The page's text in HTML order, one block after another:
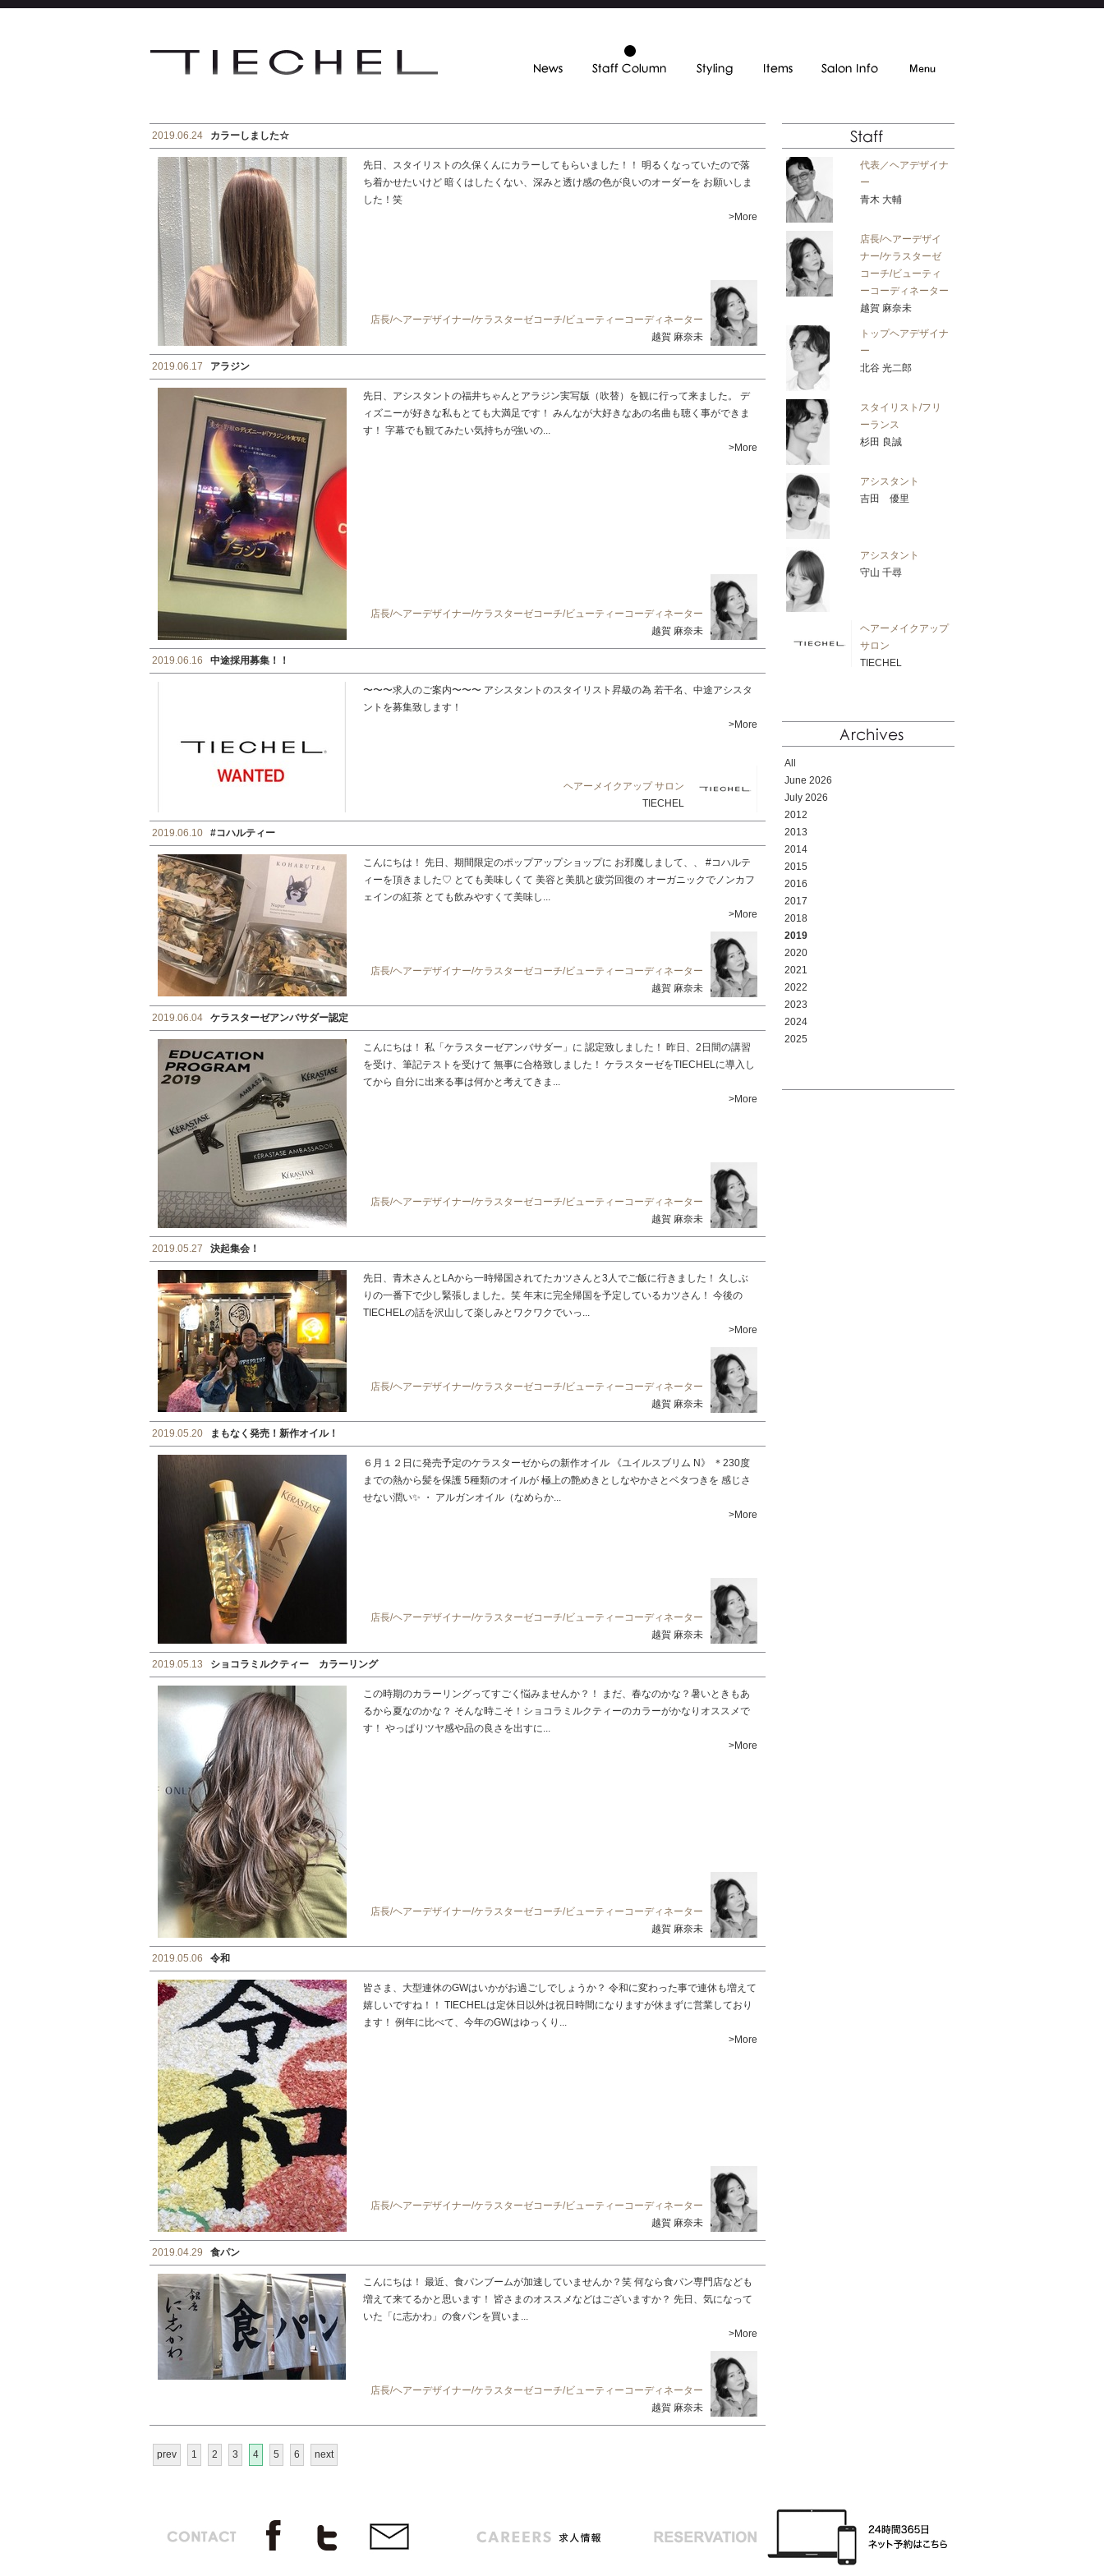
2019.06.24 カラーしました☆
先日、スタイリストの久保くんにカラーしてもらいました！！ 明るくなっていたので落
ち着かせたいけど 暗くはしたくない、深みと透け感の色が良いのオーダーを お願いしま
した！笑
>More
店長/ヘアーデザイナー/ケラスターゼコーチ/ビューティーコーディネーター
越賀 麻奈未
2019.06.17 アラジン
先日、アシスタントの福井ちゃんとアラジン実写版（吹替）を観に行って来ました。 デ
ィズニーが好きな私もとても大満足です！ みんなが大好きなあの名曲も聴く事ができま
す！ 字幕でも観てみたい気持ちが強いの...
>More
店長/ヘアーデザイナー/ケラスターゼコーチ/ビューティーコーディネーター
越賀 麻奈未
2019.06.16 中途採用募集！！
〜〜〜求人のご案内〜〜〜 アシスタントのスタイリスト昇級の為 若干名、中途アシスタ
ントを募集致します！
>More
ヘアーメイクアップ サロン
TIECHEL
2019.06.10 #コハルティー
こんにちは！ 先日、期間限定のポップアップショップに お邪魔しまして、、 #コハルテ
ィーを頂きました♡ とても美味しくて 美容と美肌と疲労回復の オーガニックでノンカフ
ェインの紅茶 とても飲みやすくて美味し...
>More
店長/ヘアーデザイナー/ケラスターゼコーチ/ビューティーコーディネーター
越賀 麻奈未
2019.06.04 ケラスターゼアンバサダー認定
こんにちは！ 私「ケラスターゼアンバサダー」に 認定致しました！ 昨日、2日間の講習
を受け、筆記テストを受けて 無事に合格致しました！ ケラスターゼをTIECHELに導入し
てから 自分に出来る事は何かと考えてきま...
>More
店長/ヘアーデザイナー/ケラスターゼコーチ/ビューティーコーディネーター
越賀 麻奈未
2019.05.27 決起集会！
先日、青木さんとLAから一時帰国されてたカツさんと3人でご飯に行きました！ 久しぶ
りの一番下で少し緊張しました。笑 年末に完全帰国を予定しているカツさん！ 今後の
TIECHELの話を沢山して楽しみとワクワクでいっ...
>More
店長/ヘアーデザイナー/ケラスターゼコーチ/ビューティーコーディネーター
越賀 麻奈未
2019.05.20 まもなく発売！新作オイル！
６月１２日に発売予定のケラスターゼからの新作オイル 《ユイルスブリム N》 ＊230度
までの熱から髪を保護 5種類のオイルが 極上の艶めきとしなやかさとベタつきを 感じさ
せない潤い✨ ・ アルガンオイル（なめらか...
>More
店長/ヘアーデザイナー/ケラスターゼコーチ/ビューティーコーディネーター
越賀 麻奈未
2019.05.13 ショコラミルクティー カラーリング
この時期のカラーリングってすごく悩みませんか？！ まだ、春なのかな？暑いときもあ
るから夏なのかな？ そんな時こそ！ショコラミルクティーのカラーがかなりオススメで
す！ やっぱりツヤ感や品の良さを出すに...
>More
店長/ヘアーデザイナー/ケラスターゼコーチ/ビューティーコーディネーター
越賀 麻奈未
2019.05.06 令和
皆さま、大型連休のGWはいかがお過ごしでしょうか？ 令和に変わった事で連休も増えて
嬉しいですね！！ TIECHELは定休日以外は祝日時間になりますが休まずに営業しており
ます！ 例年に比べて、今年のGWはゆっくり...
>More
店長/ヘアーデザイナー/ケラスターゼコーチ/ビューティーコーディネーター
越賀 麻奈未
2019.04.29 食パン
こんにちは！ 最近、食パンブームが加速していませんか？笑 何なら食パン専門店なども
増えて来てるかと思います！ 皆さまのオススメなどはございますか？ 先日、気になって
いた「に志かわ」の食パンを買いま...
>More
店長/ヘアーデザイナー/ケラスターゼコーチ/ビューティーコーディネーター
越賀 麻奈未
prev 1 2 3 4 5 6 next
代表／ヘアデザイナ
ー
青木 大輔
店長/ヘアーデザイ
ナー/ケラスターゼ
コーチ/ビューティ
ーコーディネーター
越賀 麻奈未
トップヘアデザイナ
ー
北谷 光二郎
スタイリスト/フリ
ーランス
杉田 良誠
アシスタント
吉田 優里
アシスタント
守山 千尋
ヘアーメイクアップ
サロン
TIECHEL
All
June 2026
July 2026
2012
2013
2014
2015
2016
2017
2018
2019
2020
2021
2022
2023
2024
2025